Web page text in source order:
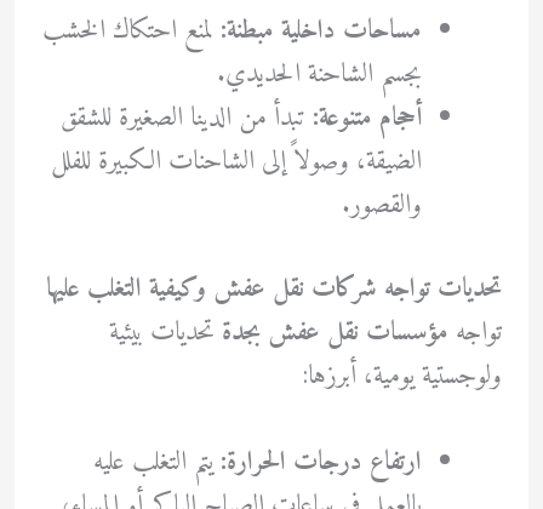
مساحات داخلية مبطنة: لمنع احتكاك الخشب
بجسم الشاحنة الحديدي.
أحجام متنوعة: تبدأ من الدينا الصغيرة للشقق
الضيقة، وصولاً إلى الشاحنات الكبيرة للفلل
والقصور.
تحديات تواجه شركات نقل عفش وكيفية التغلب عليها
تواجه مؤسسات نقل عفش بجدة تحديات بيئية
ولوجستية يومية، أبرزها:
ارتفاع درجات الحرارة:يتم التغلب عليه